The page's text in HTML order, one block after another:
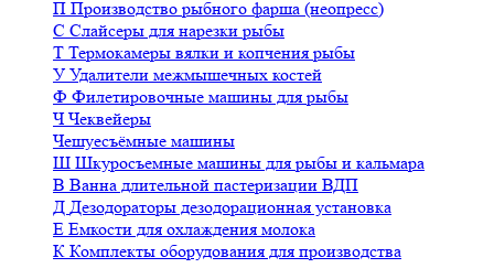
П Производство рыбного фарша (неопресс)
С Слайсеры для нарезки рыбы
Т Термокамеры вялки и копчения рыбы
У Удалители межмышечных костей
Ф Филетировочные машины для рыбы
ЧЧеквейеры
Чешуесъёмные машины
Ш Шкуросъемные машины для рыбы и кальмара
В Ванна длительной пастеризации ВДП
Д Дезодораторы дезодорационная установка
Е Емкости для охлаждения молока
К Комплекты оборудования для производства